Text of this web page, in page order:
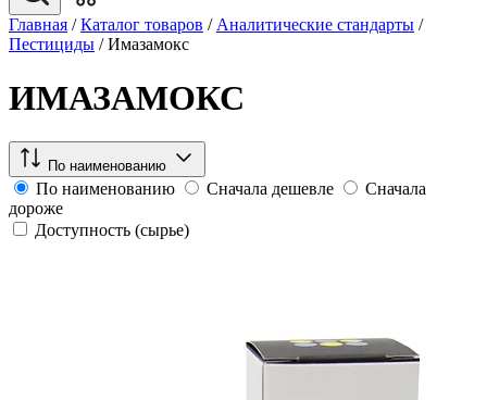
Главная / Каталог товаров / Аналитические стандарты /
Пестициды / Имазамокс
ИМАЗАМОКС
По наименованию
По наименованию Сначала дешевле
Сначала
дороже
Доступность (сырье)